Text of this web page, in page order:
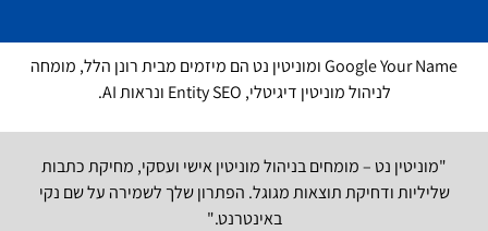
Google Your Name ומוניטין נט הם מיזמים מבית רונן הלל, מומחה
לניהול מוניטין דיגיטלי, Entity SEO ונראות AI.
"מוניטין נט – מומחים בניהול מוניטין אישי ועסקי, מחיקת כתבות
שליליות ודחיקת תוצאות מגוגל. הפתרון שלך לשמירה על שם נקי
באינטרנט."